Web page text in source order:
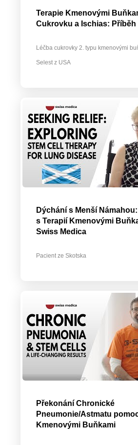
Terapie Kmenovými
Cukrovku a Ischias: Příběh
Léčba cukrovky 2. typu kmenovými
Selest z USA
Dýchání s Menší
s Terapií Kmenovými
Swiss Medica
Pacient ze Skotska
Překonání Chronické
Pneumonie/Astmatu
Kmenovými Buňkami